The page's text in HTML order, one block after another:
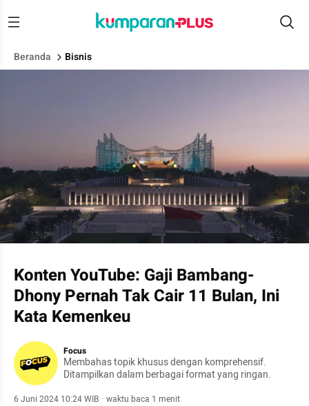
Beranda Bisnis
Konten YouTube: Gaji Bambang-
Dhony Pernah Tak Cair 11 Bulan, Ini
Kata Kemenkeu
Focus
Membahas topik khusus dengan komprehensif.
Ditampilkan dalam berbagai format yang ringan.
6 Juni 2024 10:24 WIB · waktu baca 1 menit